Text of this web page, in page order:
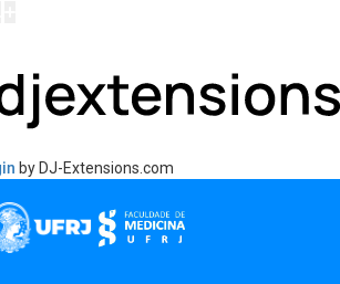
by DJ-Extensions.com